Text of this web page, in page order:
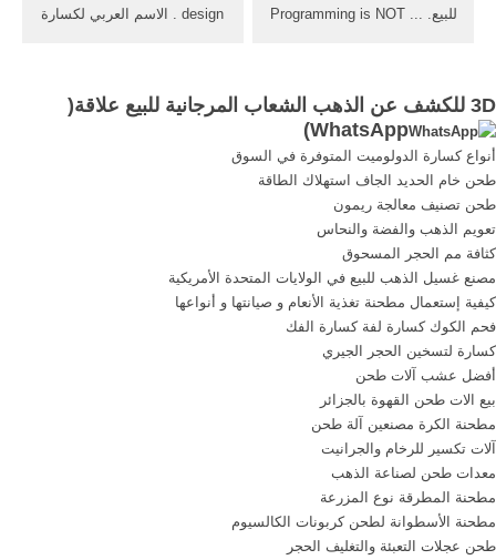
design . الاسم العربي لكسارة
كسارة للبيع، السعر مصنع
للبيع. ... Programming is NOT
graphics, music and more.
الحصول على السعر ... متى
المنجم من الذهب بدأ الشعاب
المرجانية ...
3D للكشف عن الذهب الشعاب المرجانية للبيع علاقة(
WhatsApp
)
أنواع كسارة الدولوميت المتوفرة في السوق
طحن خام الحديد الجاف استهلاك الطاقة
طحن تصنيف معالجة ريمون
تعويم الذهب والفضة والنحاس
كثافة مم الحجر المسحوق
مصنع غسيل الذهب للبيع في الولايات المتحدة الأمريكية
كيفية إستعمال مطحنة تغذية الأنعام و صيانتها و أنواعها
فحم الكوك كسارة لفة كسارة الفك
كسارة لتسخين الحجر الجيري
أفضل عشب آلات طحن
بيع الات طحن القهوة بالجزائر
مطحنة الكرة مصنعين آلة طحن
آلات تكسير للرخام والجرانيت
معدات طحن لصناعة الذهب
مطحنة المطرقة نوع المزرعة
مطحنة الأسطوانة لطحن كربونات الكالسيوم
طحن عجلات التعبئة والتغليف الحجر